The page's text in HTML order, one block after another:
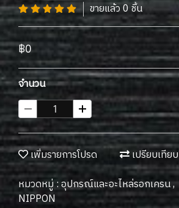
ขายแล้ว 0 ชิ้น
฿0
จำนวน
เพิ่มรายการโปรด
เปรียบเทียบ
หมวดหมู่ :อุปกรณ์และอะไหล่รอกเครน,
NIPPON